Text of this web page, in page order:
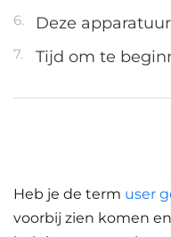
Deze
Tijd om te
Heb je de term user
voorbij zien komen